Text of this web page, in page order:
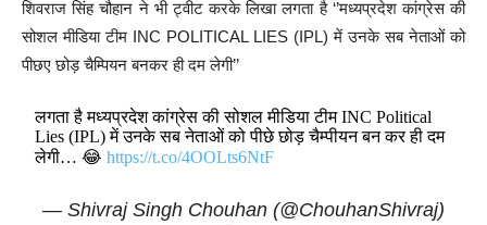
शिवराज सिंह चौहान ने भी ट्वीट करके लिखा लगता है ‘’मध्यप्रदेश कांग्रेस की
सोशल मीडिया टीम INC POLITICAL LIES (IPL) में उनके सब नेताओं को
पीछए छोड़ चैम्पियन बनकर ही दम लेगी’’
लगता है मध्यप्रदेश कांग्रेस की सोशल मीडिया टीम INC Political
Lies (IPL) में उनके सब नेताओं को पीछे छोड़ चैम्पीयन बन कर ही दम
लेगी… 😂https://t.co/4OOLts6NtF
— Shivraj Singh Chouhan (@ChouhanShivraj)